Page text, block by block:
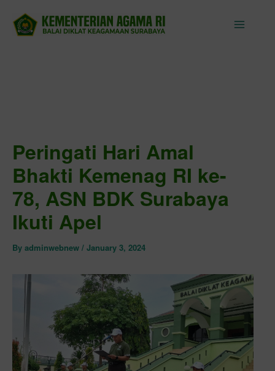
content
Peringati Hari Amal
Bhakti Kemenag RI ke-
78, ASN BDK Surabaya
Ikuti Apel
By adminwebnew / January 3, 2024